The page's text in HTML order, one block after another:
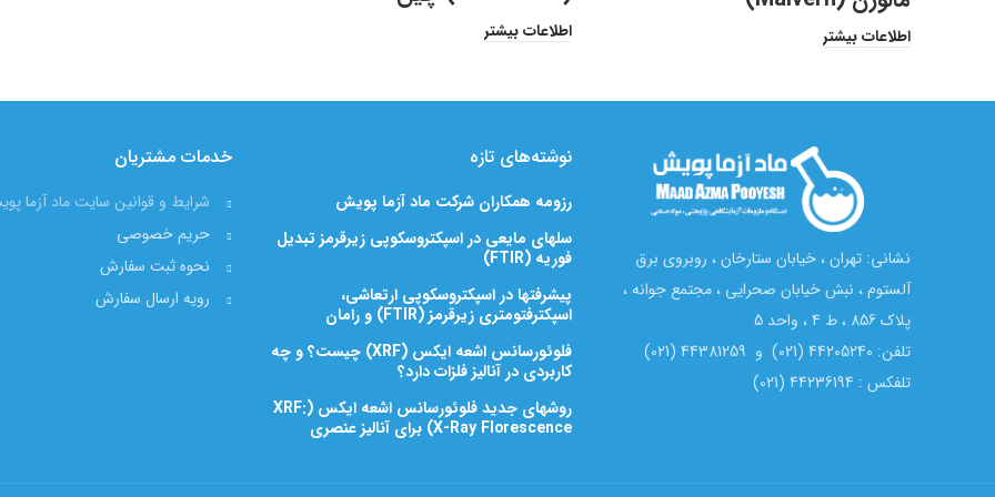
اطلاعات بیشتر اطلاعات بیشتر
نشانی: تهران ، خیابان ستارخان ، روبروی برق
آلستوم ، نبش خیابان صحرایی ، مجتمع جوانه ،
پلاک 856 ، ط 4 ، واحد 5
تلفن: 44205240 (021) و 44381259 (021)
تلفکس : 44236194 (021)
نوشته‌های تازه
رزومه همکاران شرکت ماد آزما پویش
سلهای مایعی در اسپکتروسکوپی زیرقرمز تبدیل
فوریه (FTIR)
پیشرفتها در اسپکتروسکوپی ارتعاشی،
اسپکترفتومتری زیرقرمز (FTIR) و رامان
فلوئورسانس اشعه ایکس (XRF) چیست؟ و چه
کاربردی در آنالیز فلزات دارد؟
روشهای جدید فلوئورسانس اشعه ایکس (XRF:
X-Ray Florescence) برای آنالیز عنصری
خدمات مشتریان
شرایط و قوانین سایت ماد آزما
حریم خصوصی
نحوه ثبت سفارش
رویه ارسال سفارش